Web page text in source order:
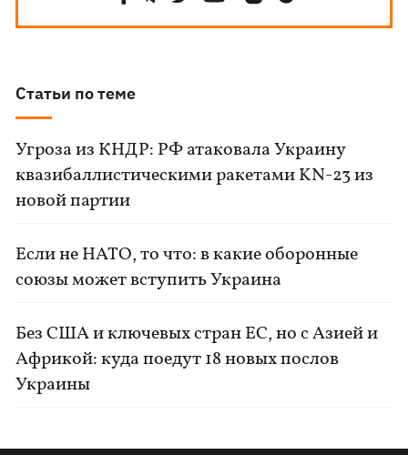
Статьи по теме
Угроза из КНДР: РФ атаковала Украину
квазибаллистическими ракетами KN-23 из
новой партии
Если не НАТО, то что: в какие оборонные
союзы может вступить Украина
Без США и ключевых стран ЕС, но с Азией и
Африкой: куда поедут 18 новых послов
Украины